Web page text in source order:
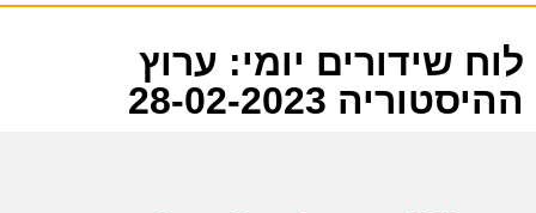
לוח שידורים יומי: ערוץ
ההיסטוריה 28-02-2023